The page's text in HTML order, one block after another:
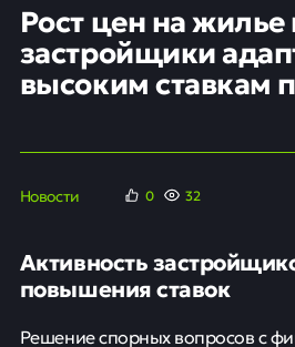
Рост цен на жилье
застройщики
высоким ставкам